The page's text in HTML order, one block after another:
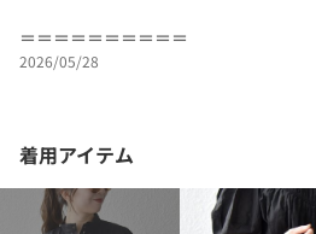
＝＝＝＝＝＝＝＝＝＝
2026/05/28
着用アイテム